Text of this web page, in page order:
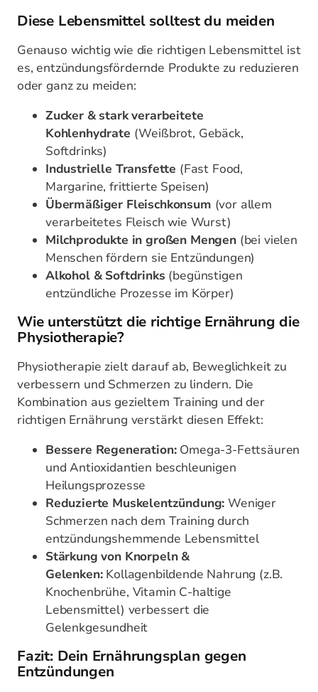
Diese Lebensmittel solltest du meiden
es, entzündungsfördernde Produkte zu reduzieren
oder ganz zu meiden:
Kohlenhydrate (Weißbrot, Gebäck,
Softdrinks)
Industrielle Transfette
Margarine, frittierte Speisen)
Übermäßiger Fleischkonsum
verarbeitetes Fleisch wie Wurst)
Milchprodukte in großen Mengen
Menschen fördern sie Entzündungen)
Alkohol & Softdrinks(begünstigen
entzündliche Prozesse im Körper)
Wie unterstützt die richtige Ernährung die
Physiotherapie?
verbessern und Schmerzen zu lindern. Die
Kombination aus gezieltem Training und der
richtigen Ernährung verstärkt diesen Effekt:
und Antioxidantien beschleunigen
Heilungsprozesse
Reduzierte Muskelentzündung:
Schmerzen nach dem Training durch
entzündungshemmende Lebensmittel
Stärkung von Knorpeln &
Gelenken:Kollagenbildende Nahrung (z.B.
Knochenbrühe, Vitamin C-haltige
Lebensmittel) verbessert die
Gelenkgesundheit
Fazit: Dein Ernährungsplan gegen
Entzündungen